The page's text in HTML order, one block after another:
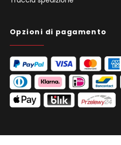
Opzioni di pagamento